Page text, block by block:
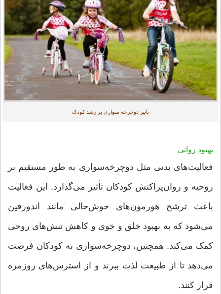
تاثیر دوچرخه سواری بر رشد کودک
بهبود روانی
فعالیت‌های بدنی مثل دوچرخه‌سواری به طور مستقیم بر
روحیه و روان‌پراکنش کودکان تأثیر می‌گذارد. این فعالیت
باعث ترشح هورمون‌های خوش‌حالی مانند اندورفین
می‌شود که به بهبود خلق و خوی و کاهش تنش‌های روحی
کمک می‌کند. همچنین، دوچرخه‌سواری به کودکان فرصت
می‌دهد تا از طبیعت لذت ببرند و از استرس‌های روزمره
فرار کنند.